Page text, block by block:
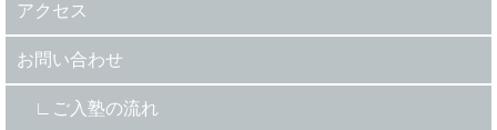
アクセス
お問い合わせ
ご入塾の流れ